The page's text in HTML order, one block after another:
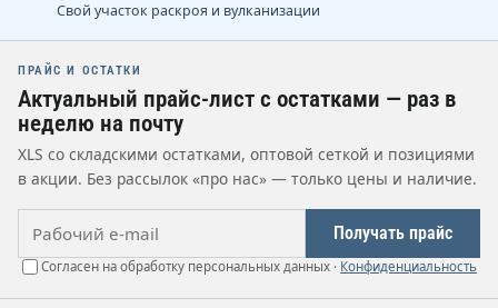
Свой участок раскроя и вулканизации
ПРАЙС И ОСТАТКИ
Актуальный прайс-лист с остатками — раз в
неделю на почту
XLS со складскими остатками, оптовой сеткой и позициями
в акции. Без рассылок «про нас» — только цены и наличие.
Получать прайс
Согласен на обработку персональных данных · Конфиденциальность